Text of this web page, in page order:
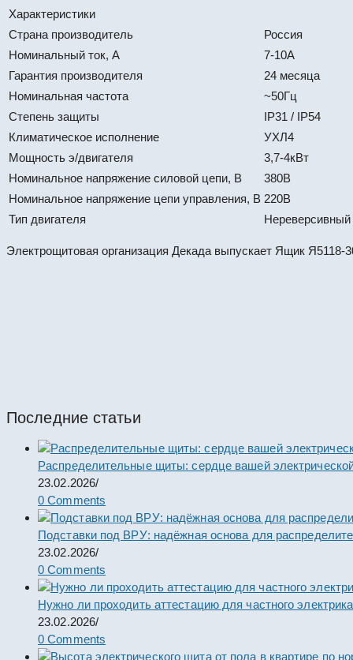
Характеристики
Страна производитель
Россия
Номинальный ток, А
7-10А
Гарантия производителя
24 месяца
Номинальная частота
~50Гц
Степень защиты
IP31 / IP54
Климатическое исполнение
УХЛ4
Мощность э/двигателя
3,7-4кВт
Номинальное напряжение силовой цепи, В
380В
Номинальное напряжение цепи управления, В 220В
Тип двигателя
Нереверсивный
Электрощитовая организация Декада выпускает Ящик Я5118-
Последние статьи
Распределительные щиты: сердце вашей
23.02.2026/
0 Comments
Подставки под ВРУ: надёжная основа для
23.02.2026/
0 Comments
Нужно ли проходить аттестацию для частного
23.02.2026/
0 Comments